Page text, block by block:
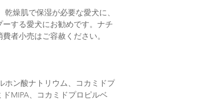
燥肌で保湿が必要な愛犬に、
する愛犬にお勧めです。ナチ
者小売はご容赦ください。
ン酸ナトリウム、コカミドプ
MIPA、コカミドプロピルベ